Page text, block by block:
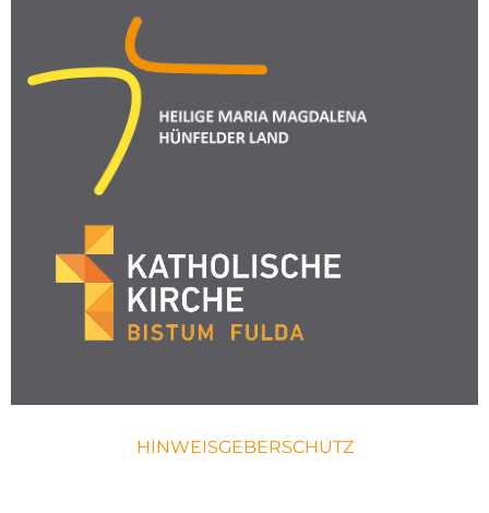
HINWEISGEBERSCHUTZ